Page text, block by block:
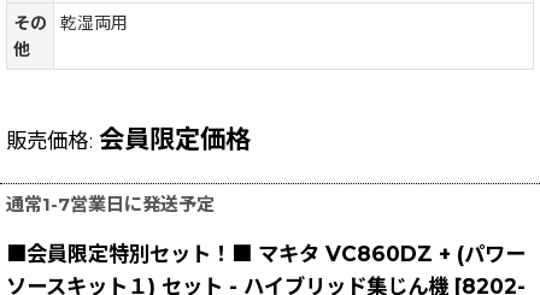
その
他
乾湿両用
販売価格: 会員限定価格
通常1-7営業日に発送予定
■会員限定特別セット！■ マキタ VC860DZ + (パワー
ソースキット１) セット - ハイブリッド集じん機 [8202-